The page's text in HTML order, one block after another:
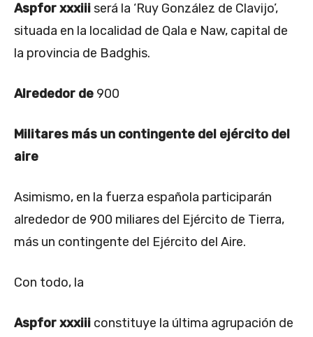
Aspfor xxxiiiserá la ‘Ruy González de Clavijo’,
situada en la localidad de Qala e Naw, capital de
la provincia de Badghis.
Alrededor de 900
Militares más un contingente del ejército del
aire
Asimismo, en la fuerza española participarán
alrededor de 900 miliares del Ejército de Tierra,
más un contingente del Ejército del Aire.
Con todo, la
Aspfor xxxiii constituye la última agrupación de